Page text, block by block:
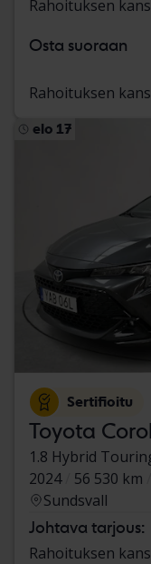
Rahoituksen
Osta suoraan
Rahoituksen
elo 17
Sertifioitu
Toyota
1.8 Hybrid
2024
56 530 km
Sundsvall
Johtava tarjous:
Rahoituksen